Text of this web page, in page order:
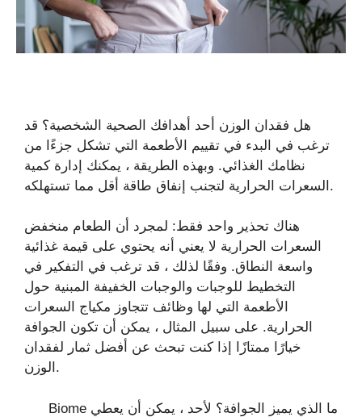
هل فقدان الوزن أحد أهدافك الصحية الشخصية؟ قد
ترغب في البدء في تقييم الأطعمة التي تشكل جزءًا من
نظامك الغذائي. وبهذه الطريقة ، يمكنك إدارة كمية
السعرات الحرارية لتجنب إنفاق طاقة أقل مما تستهلكه.
هناك تحذير واحد فقط: لمجرد أن الطعام منخفض
السعرات الحرارية لا يعني أنه يحتوي على قيمة غذائية
واسعة النطاق. وفقًا لذلك ، قد ترغب في التفكير في
التخطيط للوجبات والوجبات الخفيفة المبنية حول
الأطعمة التي لها وظائف تتجاوز مكياج السعرات
الحرارية. على سبيل المثال ، يمكن أن تكون الجوافة
خيارًا ممتازًا إذا كنت تبحث عن أفضل ثمار لفقدان
الوزن.
ما الذي يميز الجوافة؟ لأحد ، يمكن أن يعطي Biome